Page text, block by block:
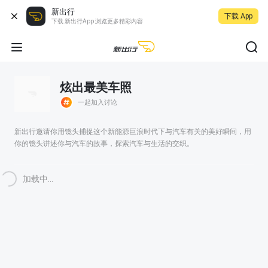
新出行
下载 新出行App 浏览更多精彩内容
下载 App
炫出最美车照
一起加入讨论
新出行邀请你用镜头捕捉这个新能源巨浪时代下与汽车有关的美好瞬间，用
你的镜头讲述你与汽车的故事，探索汽车与生活的交织。
加载中...